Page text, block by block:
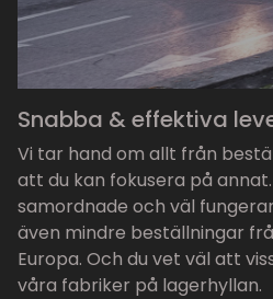
Snabba & effektiva
Vi tar hand om allt från
att du kan fokusera på
samordnade och väl
även mindre beställningar
Europa. Och du vet väl att
våra fabriker på lagerhyllan.